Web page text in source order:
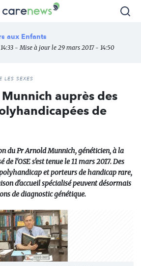
Carenews,
média
des
l'engagement
aux Enfants
- Mise à jour le 29 mars 2017 - 14:50
LES SEXES
auprès des
de
du Pr Arnold Munnich, généticien, à la
l'OSE s'est tenue le 11 mars 2017. Des
et porteurs de handicap rare,
d'accueil spécialisé peuvent désormais
de diagnostic génétique.